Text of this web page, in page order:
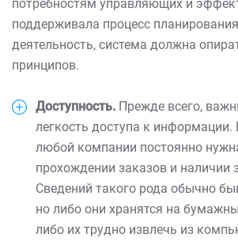
потребностям управляющих и
поддерживала процесс
деятельность, система должна
принципов.
Доступность. Прежде всего,
легкость доступа к информации.
любой компании постоянно
прохождении заказов и наличии
Сведений такого рода обычно
но либо они хранятся на
либо их трудно извлечь из